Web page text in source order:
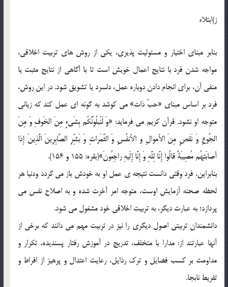
ز)ابتلاء
بنابر مبنای اختیار و مسئولیت پذیری، یکی از روش های تربیت اخلاقی،
مواجه شدن فرد با نتایج اعمال خویش است تا با آگاهی از نتایج مثبت یا
منفی آن، برای انجام دادن دوباره عمل، دلسرد یا تشویق شود. در این روش،
فرد بر اساس مبنای «حبّ ذات» می کوشد به گونه ای عمل کند که زیانی
متوجه او نشود. قرآن کریم می فرماید: «وَ لَنَبلُوَنَّکُم بِشَیءٍ مِنَ الخَوفِ وَ مِنَ
الجُوعِ وَ نَقصٍ مِنَ الأموالِ و الأنفُسِ وَ الثَّمَراتِ وَ بَشِّرِ الصَّابِرِینَ الَّذِینَ إِذا
أصابَتهُم مُصِیبَةٌ قالُوا إِنَّا لِلَّهِ وَ إِنَّا إِلَیهِ راجِعُونَ»(بقره: 155 و 156).
بنابراین، فرد وقتی دانست نتیجه ی عمل او به خودش باز می گردد ودنیا هر
لحظه صحنه آزمایش اوست، متوجه امر آخرت شده و به اصلاح نفس می
پردازد؛ به عبارت دیگر، به تربیت اخلاقی خود مشغول می شود.
دانشمندان تربیتی اصول دیگری را نیز در تربیت مهم می دانند که برخی از
آنها عبارتند از: مدارا با متخلف، تدریج در آموزش رفتار پسندیده، تکرار و
مداومت بر کسب فضایل و ترک رذایل، رعایت اعتدال و پرهیز از افراط و
تفریط نابجا.